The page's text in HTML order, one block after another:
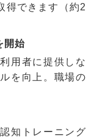
得できます（約2
開始
用者に提供しな
を向上。職場の
知トレーニング